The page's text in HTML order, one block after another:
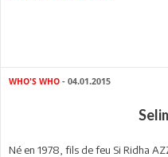
WHO'S WHO - 04.01.2015
Né en 1978, fils de feu Si Ridha